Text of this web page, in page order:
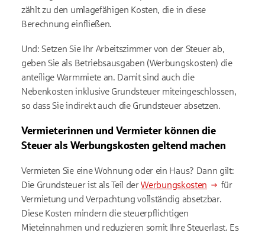
zählt zu den umlagefähigen Kosten, die in diese
Berechnung einfließen.
Und: Setzen Sie Ihr Arbeitszimmer von der Steuer ab,
geben Sie als Betriebsausgaben (Werbungskosten) die
anteilige Warmmiete an. Damit sind auch die
Nebenkosten inklusive Grundsteuer miteingeschlossen,
so dass Sie indirekt auch die Grundsteuer absetzen.
Vermieterinnen und Vermieter können die
Steuer als Werbungskosten geltend machen
Vermieten Sie eine Wohnung oder ein Haus? Dann gilt:
Die Grundsteuer ist als Teil derWerbungskosten
für
Vermietung und Verpachtung vollständig absetzbar.
Diese Kosten mindern die steuerpflichtigen
Mieteinnahmen und reduzieren somit Ihre Steuerlast. Es